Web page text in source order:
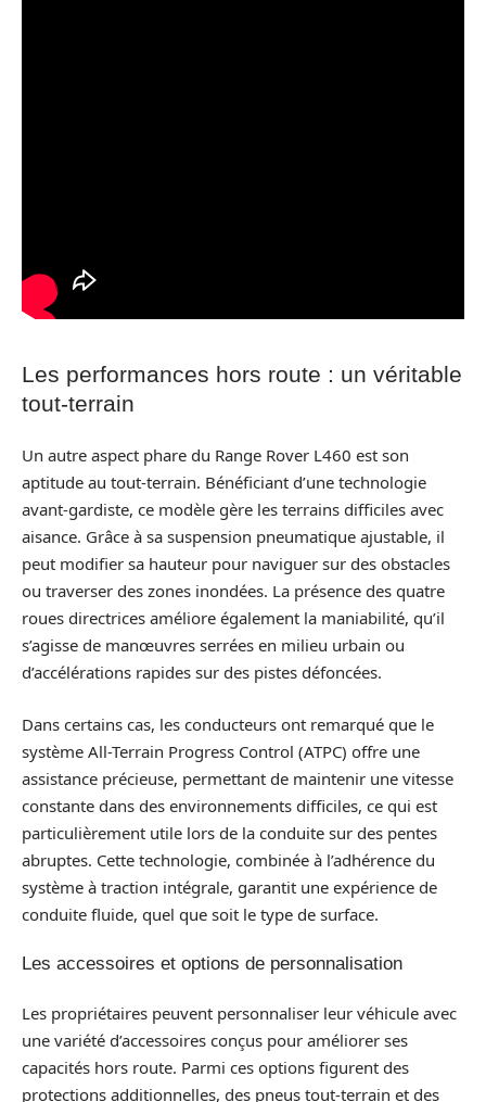
Les performances hors route : un véritable
tout-terrain
Un autre aspect phare du Range Rover L460 est son
aptitude au tout-terrain. Bénéficiant d’une technologie
avant-gardiste, ce modèle gère les terrains difficiles avec
aisance. Grâce à sa suspension pneumatique ajustable, il
peut modifier sa hauteur pour naviguer sur des obstacles
ou traverser des zones inondées. La présence des quatre
roues directrices améliore également la maniabilité, qu’il
s’agisse de manœuvres serrées en milieu urbain ou
d’accélérations rapides sur des pistes défoncées.
Dans certains cas, les conducteurs ont remarqué que le
système All-Terrain Progress Control (ATPC) offre une
assistance précieuse, permettant de maintenir une vitesse
constante dans des environnements difficiles, ce qui est
particulièrement utile lors de la conduite sur des pentes
abruptes. Cette technologie, combinée à l’adhérence du
système à traction intégrale, garantit une expérience de
conduite fluide, quel que soit le type de surface.
Les accessoires et options de personnalisation
Les propriétaires peuvent personnaliser leur véhicule avec
une variété d’accessoires conçus pour améliorer ses
capacités hors route. Parmi ces options figurent des
protections additionnelles, des pneus tout-terrain et des